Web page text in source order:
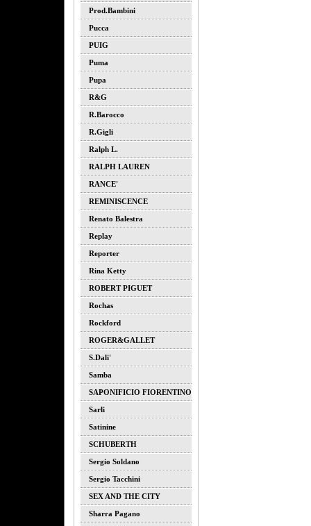
Prod.bambini
Pucca
PUIG
Puma
Pupa
R&G
R.barocco
R.gigli
Ralph L.
RALPH LAUREN
RANCE'
REMINISCENCE
Renato Balestra
Replay
Reporter
Rina Ketty
ROBERT PIGUET
Rochas
Rockford
ROGER&GALLET
S.dali'
Samba
SAPONIFICIO FIORENTINO
Sarli
Satinine
SCHUBERTH
Sergio Soldano
Sergio Tacchini
SEX AND THE CITY
Sharra Pagano